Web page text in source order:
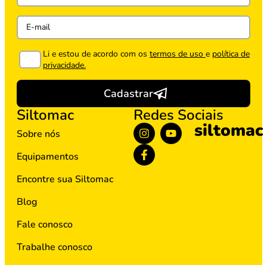
Li e estou de acordo com os termos de uso e política de
privacidade.
Cadastrar
Siltomac
Sobre nós
Equipamentos
Encontre sua Siltomac
Blog
Fale conosco
Trabalhe conosco
Redes Sociais
siltomac